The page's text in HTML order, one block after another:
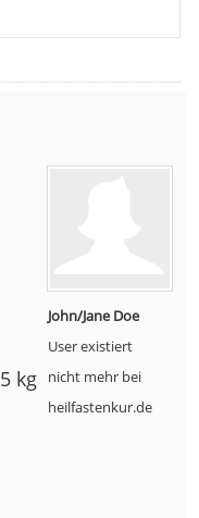
John/Jane Doe
User existiert
nicht mehr bei
heilfastenkur.de
kg